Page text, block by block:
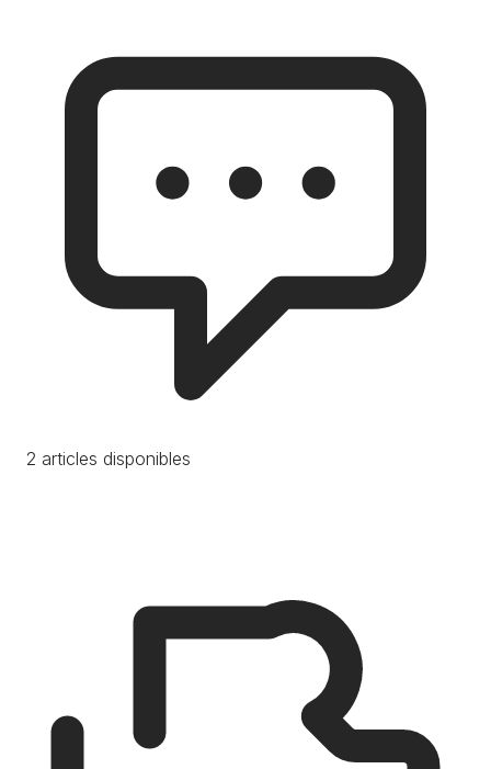
2 articles disponibles